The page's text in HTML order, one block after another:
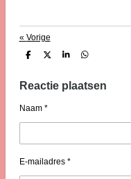
« Vorige
D
e
n
D
l
S
r
e
D
e
n
Reactie plaatsen
Naam *
E-mailadres *